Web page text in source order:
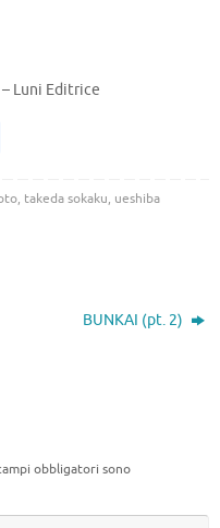
Luni Editrice
n, takeda sokaku, ueshiba
BUNKAI (pt. 2)
obbligatori sono